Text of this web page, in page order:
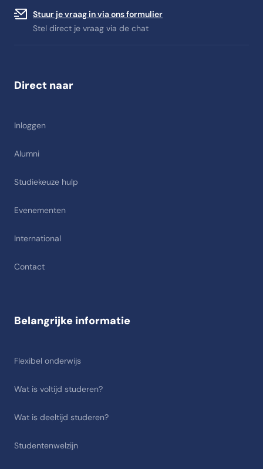
Stuur je vraag in via ons formulier
Stel direct je vraag via de chat
Direct naar
Inloggen
Alumni
Studiekeuze hulp
Evenementen
International
Contact
Belangrijke informatie
Flexibel onderwijs
Wat is voltijd studeren?
Wat is deeltijd studeren?
Studentenwelzijn